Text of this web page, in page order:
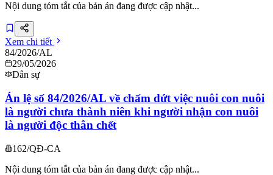
Nội dung tóm tắt của bản án đang được cập nhật...
Xem chi tiết
84/2026/AL
29/05/2026
Dân sự
Án lệ số 84/2026/AL về chấm dứt việc nuôi con nuôi
là người chưa thành niên khi người nhận con nuôi
là người độc thân chết
162/QĐ-CA
Nội dung tóm tắt của bản án đang được cập nhật...